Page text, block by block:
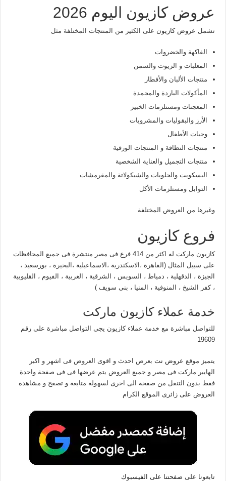
عروض كازيون اليوم 2026
تشمل عروض كازيونعلى الكثير من المنتجات المختلفة مثل
الفاكهة والخضروات
المعلبات و الزيوت والسمن
منتجات الألبان والأفطار
المأكولات الباردة والمجمدة
المعجنات ومستلزمات الخبيز
الأرز والبقوليات والمشروبات
وجبات الأطفال
منتجات النظافة و المنتجات الورقية
منتجات التجميل والعناية الشخصية
البسكويت والحلويات والشيكولاتة والمقرمشات
التوابل ومستلزمات الأكل
وغيرها من العروض المختلفة
فروع كازيون
كازيون ماركت له اكثر من 414 فرع فى مصر منتشرة فى جميع المحافظات
على سبيل المثال (القاهرة ،الاسكندرية ،الاسماعيلية ،البحيرة ، بورسعيد ،
الجيزة ، الدقهلية ، دمياط ، السويس ، الشرقية ، الغربية ، الفيوم ، القليوبية
، كفر الشيخ ، المنوفية ، المنيا ، بنى سويف )
خدمة عملاء كازيون ماركت
للتواصل مباشرة مع خدمة عملاء كازيون يجى التواصل مباشرة على رقم
19609
يتميز موقع عروض نتبعرض احدث و اقوى العروض فى اشهر و اكبر
الهايبر ماركت فى مصر و جميع العروض يتم عرضها فى فى صفحة واحدة
فقط بدون التنقل من صفحة الى اخرى لسهولة متابعة و تصفح و مشاهدة
العروض على زائرى الموقع الكرام
تابعونا على صفحتنا على الفيسبوك